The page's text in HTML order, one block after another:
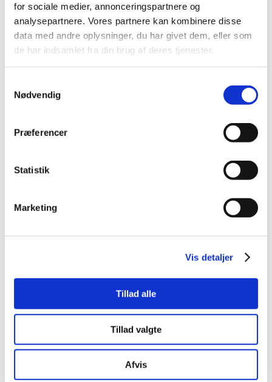
for sociale medier, annonceringspartnere og
analysepartnere. Vores partnere kan kombinere disse
data med andre oplysninger, du har givet dem, eller som
de har indsamlet fra din brug af deres tjenester.
Nødvendig
Præferencer
Statistik
Marketing
Vis detaljer
Tillad alle
Tillad valgte
Afvis